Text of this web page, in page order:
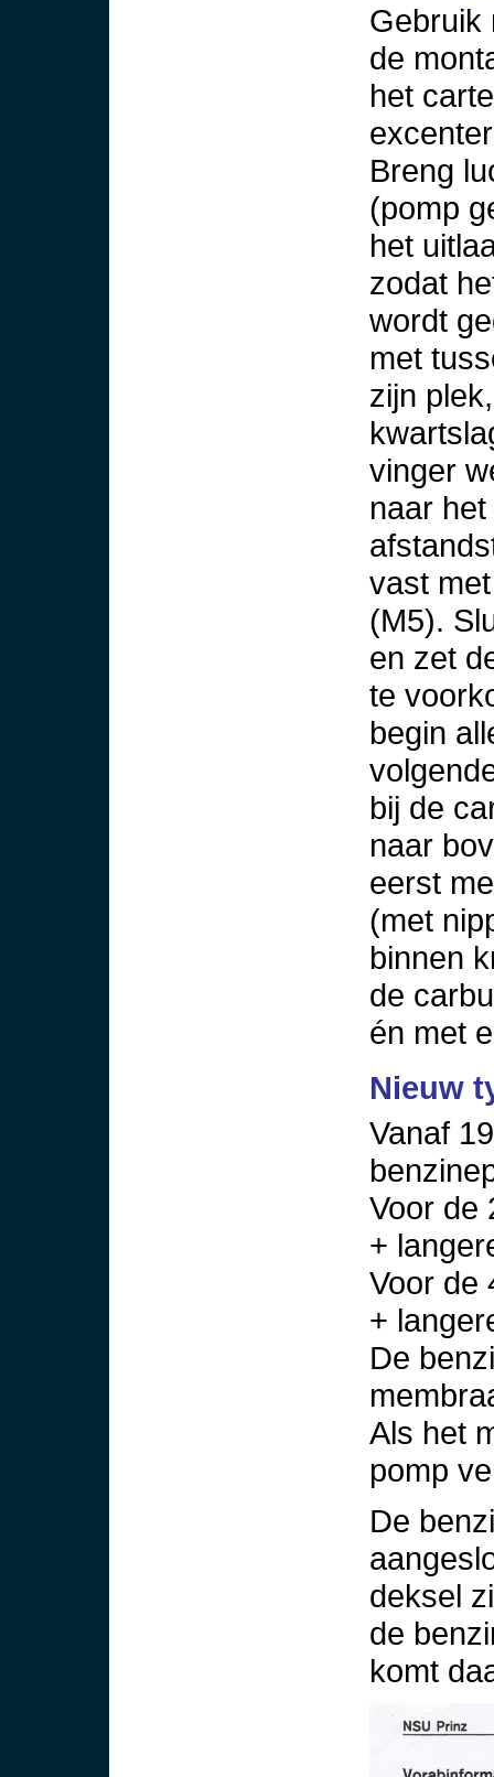
Gebruik
de
het
Breng
(pomp
het
zodat
wordt
met
zijn
vinger
naar
vast
(M5).
en zet
te
begin
bij de
naar
eerst
(met
binnen
de
én met
Nieuw
Vanaf
Voor de
+
Voor de
+
De
Als het
pomp
De
deksel
de
komt